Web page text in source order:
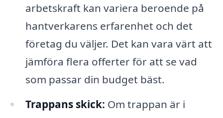
arbetskraft kan variera beroende på
hantverkarens erfarenhet och det
företag du väljer. Det kan vara värt att
jämföra flera offerter för att se vad
som passar din budget bäst.
Trappans skick: Om trappan är i